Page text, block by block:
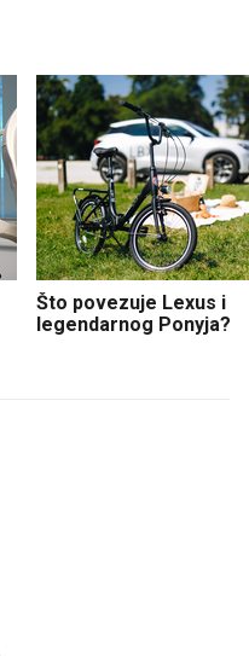
Što povezuje Lexus i
legendarnog Ponyja?